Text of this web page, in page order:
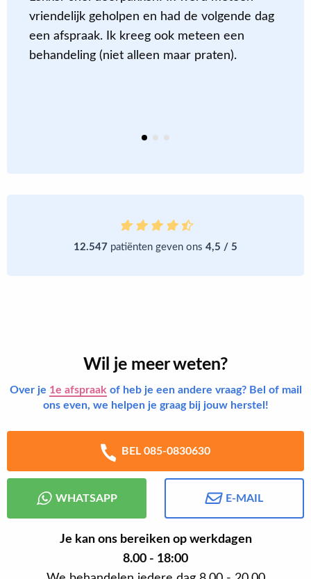
vriendelijk geholpen en had de volgende dag
een afspraak. Ik kreeg ook meteen een
behandeling (niet alleen maar praten).
12.547 patiënten geven ons 4,5 / 5
Wil je meer weten?
Over je 1e afspraak of heb je een andere vraag? Bel of mail
ons even, we helpen je graag bij jouw herstel!
BEL 085-0830630
WHATSAPP E-MAIL
Je kan ons bereiken op werkdagen
8.00 - 18:00